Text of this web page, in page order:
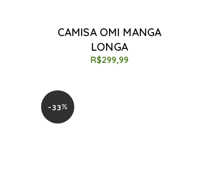
CAMISA OMI MANGA
LONGA
R$299,99
-33%